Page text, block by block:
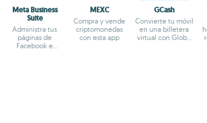
Meta Business
Suite
Administra tus
páginas de
Facebook e
MEXC
Compra y vende
criptomonedas
con esta app
GCash
Convierte tu móvil
en una billetera
virtual con Globe